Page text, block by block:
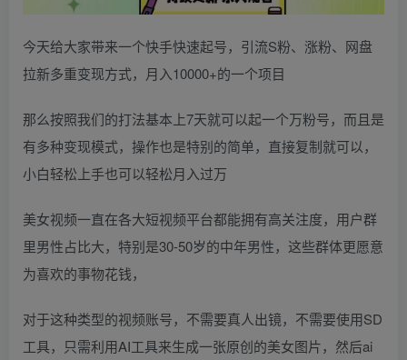
今天给大家带来一个快手快速起号，引流S粉、涨粉、网盘
拉新多重变现方式，月入10000+的一个项目
那么按照我们的打法基本上7天就可以起一个万粉号，而且是
有多种变现模式，操作也是特别的简单，直接复制就可以，
小白轻松上手也可以轻松月入过万
美女视频一直在各大短视频平台都能拥有高关注度，用户群
里男性占比大，特别是30-50岁的中年男性，这些群体更愿意
为喜欢的事物花钱，
对于这种类型的视频账号，不需要真人出镜，不需要使用SD
工具，只需利用AI工具来生成一张原创的美女图片，然后ai